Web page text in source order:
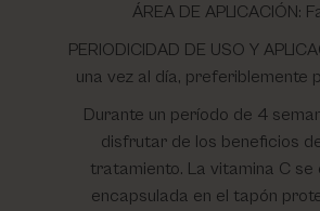
ÁREA DE APLICACIÓN:
PERIODICIDAD DE USO Y
una vez al día, preferiblemente
Durante un período de 4
disfrutar de los beneficios
tratamiento. La vitamina C se
encapsulada en el tapón